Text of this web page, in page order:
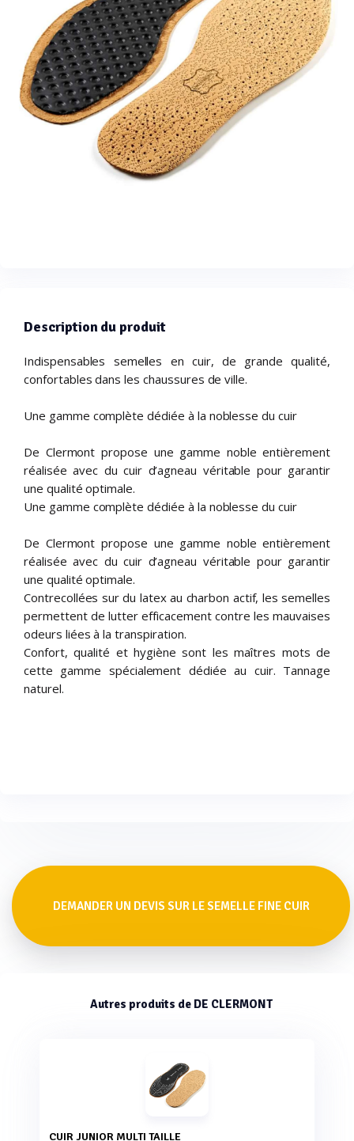
Description du produit
Indispensables semelles en cuir, de grande qualité,
confortables dans les chaussures de ville.
Une gamme complète dédiée à la noblesse du cuir
De Clermont propose une gamme noble entièrement
réalisée avec du cuir d’agneau véritable pour garantir
une qualité optimale.
Une gamme complète dédiée à la noblesse du cuir
De Clermont propose une gamme noble entièrement
réalisée avec du cuir d’agneau véritable pour garantir
une qualité optimale.
Contrecollées sur du latex au charbon actif, les semelles
permettent de lutter efficacement contre les mauvaises
odeurs liées à la transpiration.
Confort, qualité et hygiène sont les maîtres mots de
cette gamme spécialement dédiée au cuir. Tannage
naturel.
DEMANDER UN DEVIS SUR LE SEMELLE FINE CUIR
Autres produits de DE CLERMONT
CUIR JUNIOR MULTI TAILLE